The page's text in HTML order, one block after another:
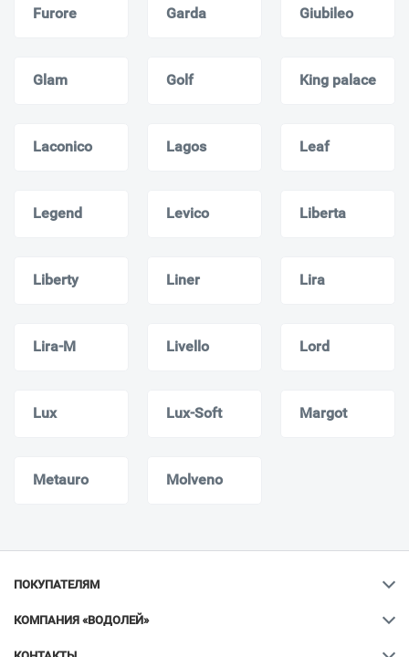
Furore Garda Giubileo
Glam Golf King palace
Laconico Lagos Leaf
Legend Levico Liberta
Liberty Liner Lira
Lira-M Livello Lord
Lux Lux-Soft Margot
Metauro Molveno
ПОКУПАТЕЛЯМ
КОМПАНИЯ «ВОДОЛЕЙ»